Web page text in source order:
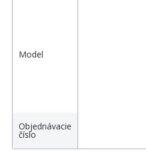
Model
Objednávacie
číslo